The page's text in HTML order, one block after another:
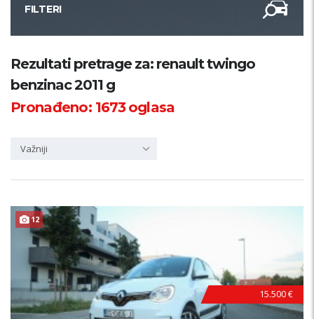
FILTERI
Kategorija
Županija
Rezultati pretrage za: renault twingo
benzinac 2011 g
Pronađeno: 1673oglasa
Važniji
12
15.500 €